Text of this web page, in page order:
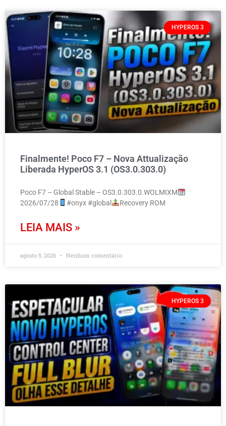
HYPEROS 3
Finalmente! Poco F7 – Nova Attualização
Liberada HyperOS 3.1 (OS3.0.303.0)
Poco F7 – Global Stable – OS3.0.303.0.WOLMIXM
2026/07/28
#onyx #global Recovery ROM
LEIA MAIS »
agosto 5, 2026 Nenhum comentário
HYPEROS 3